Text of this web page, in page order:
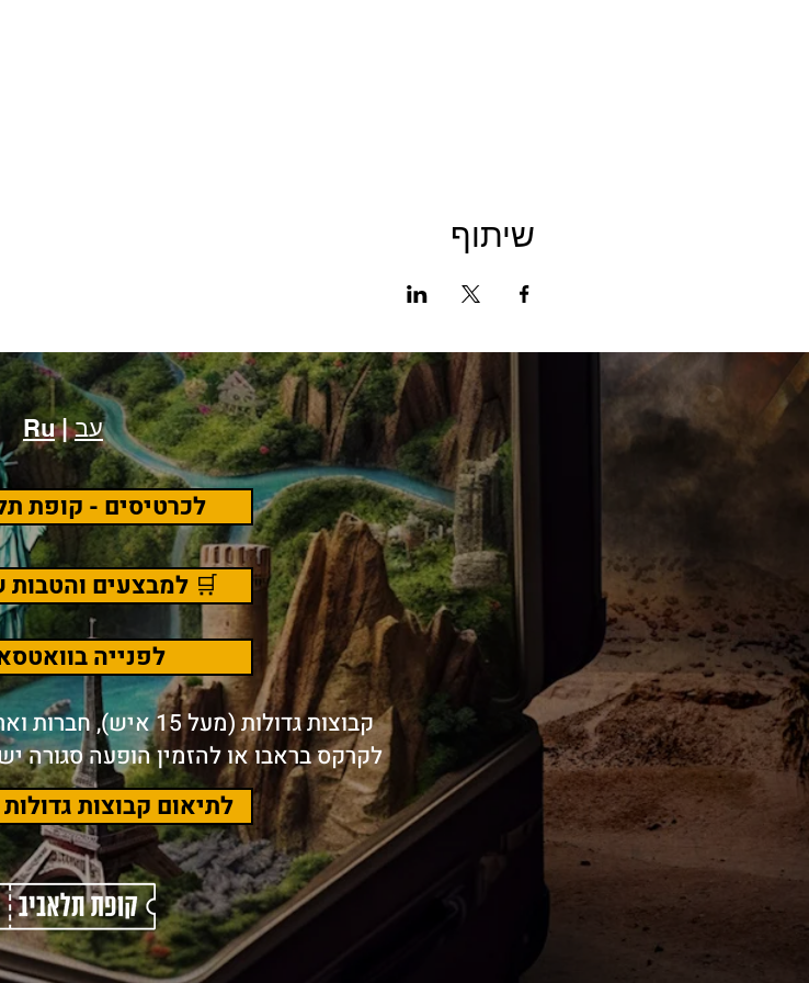
שיתוף
Ru|עב
לכרטיסים - קופת
🛒 למבצעים והטבות
לפנייה
קבוצות גדולות (מעל 15
לקרקס בראבו או להזמין הופעה סגורה
לתיאום קבוצות גדולות